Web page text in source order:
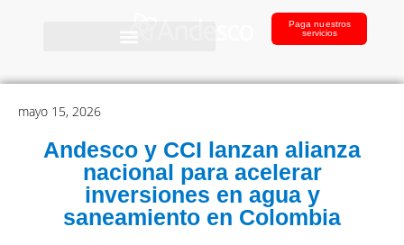
Paga nuestros
servicios
mayo 15, 2026
Andesco y CCI lanzan alianza
nacional para acelerar
inversiones en agua y
saneamiento en Colombia